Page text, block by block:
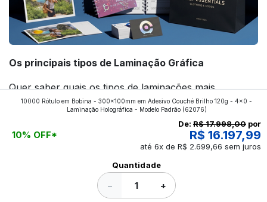
Os principais tipos de Laminação Gráfica
Quer saber quais os tipos de laminações mais
aplicados nos impressos da gráfica FuturaIM? Então,
continue a leitura que vamos revelar para você!
10000 Rótulo em Bobina - 300x100mm em Adesivo Couché Brilho 120g - 4x0 -
Laminação Holográfica - Modelo Padrão(62076)
10% OFF*
De: R$ 17.998,00 por
R$ 16.197,99
até 6x de R$ 2.699,66 sem juros
Quantidade
− +